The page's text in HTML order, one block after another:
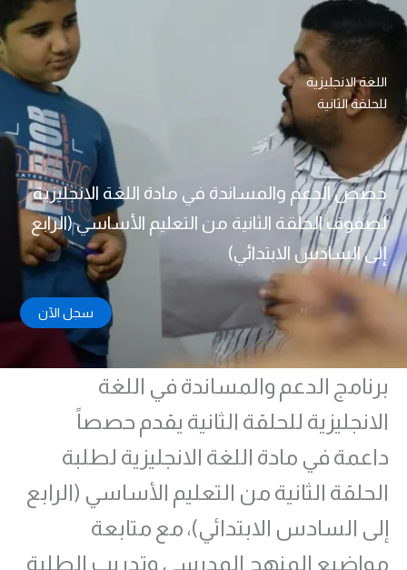
اللغة الانجليزية
للحلقة الثانية
حصص الدعم والمساندة في مادة اللغة الانجليزية
لصفوف الحلقة الثانية من التعليم الأساسي (الرابع
إلى السادس الابتدائي)
سجل الآن
برنامج الدعم والمساندة في اللغة
الانجليزية للحلقة الثانية يقدم حصصاً
داعمة في مادة اللغة الانجليزية لطلبة
الحلقة الثانية من التعليم الأساسي (الرابع
إلى السادس الابتدائي)، مع متابعة
مواضيع المنهج المدرسي وتدريب الطلبة